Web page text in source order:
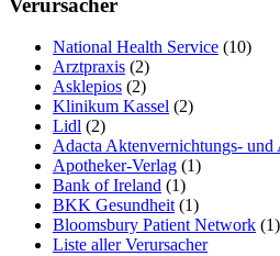
National Health Service (10)
Arztpraxis (2)
Asklepios (2)
Klinikum Kassel (2)
Lidl (2)
Adacta Aktenvernichtungs-
Apotheker-Verlag (1)
Bank of Ireland (1)
BKK Gesundheit (1)
Bloomsbury Patient Network (1)
Liste aller Verursacher